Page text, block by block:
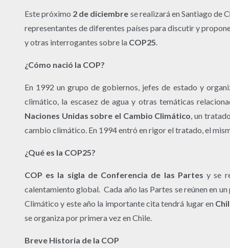
Este próximo 2 de diciembre se realizará en Santiago de
representantes de diferentes países para discutir y
y otras interrogantes sobre la COP25
¿Cómo nació la COP?
En 1992 un grupo de gobiernos, jefes de estado y
climático, la escasez de agua y otras temáticas
Naciones Unidas sobre el Cambio Climático , un
cambio climático. En 1994 entró en rigor el tratado, el
¿Qué es la COP25?
COP es la sigla de Conferencia de las Partes y se
calentamiento global. Cada año las Partes se reúnen en
Climático y este año la importante cita tendrá lugar en
se organiza por primera vez en Chile.
Breve Historia de la COP